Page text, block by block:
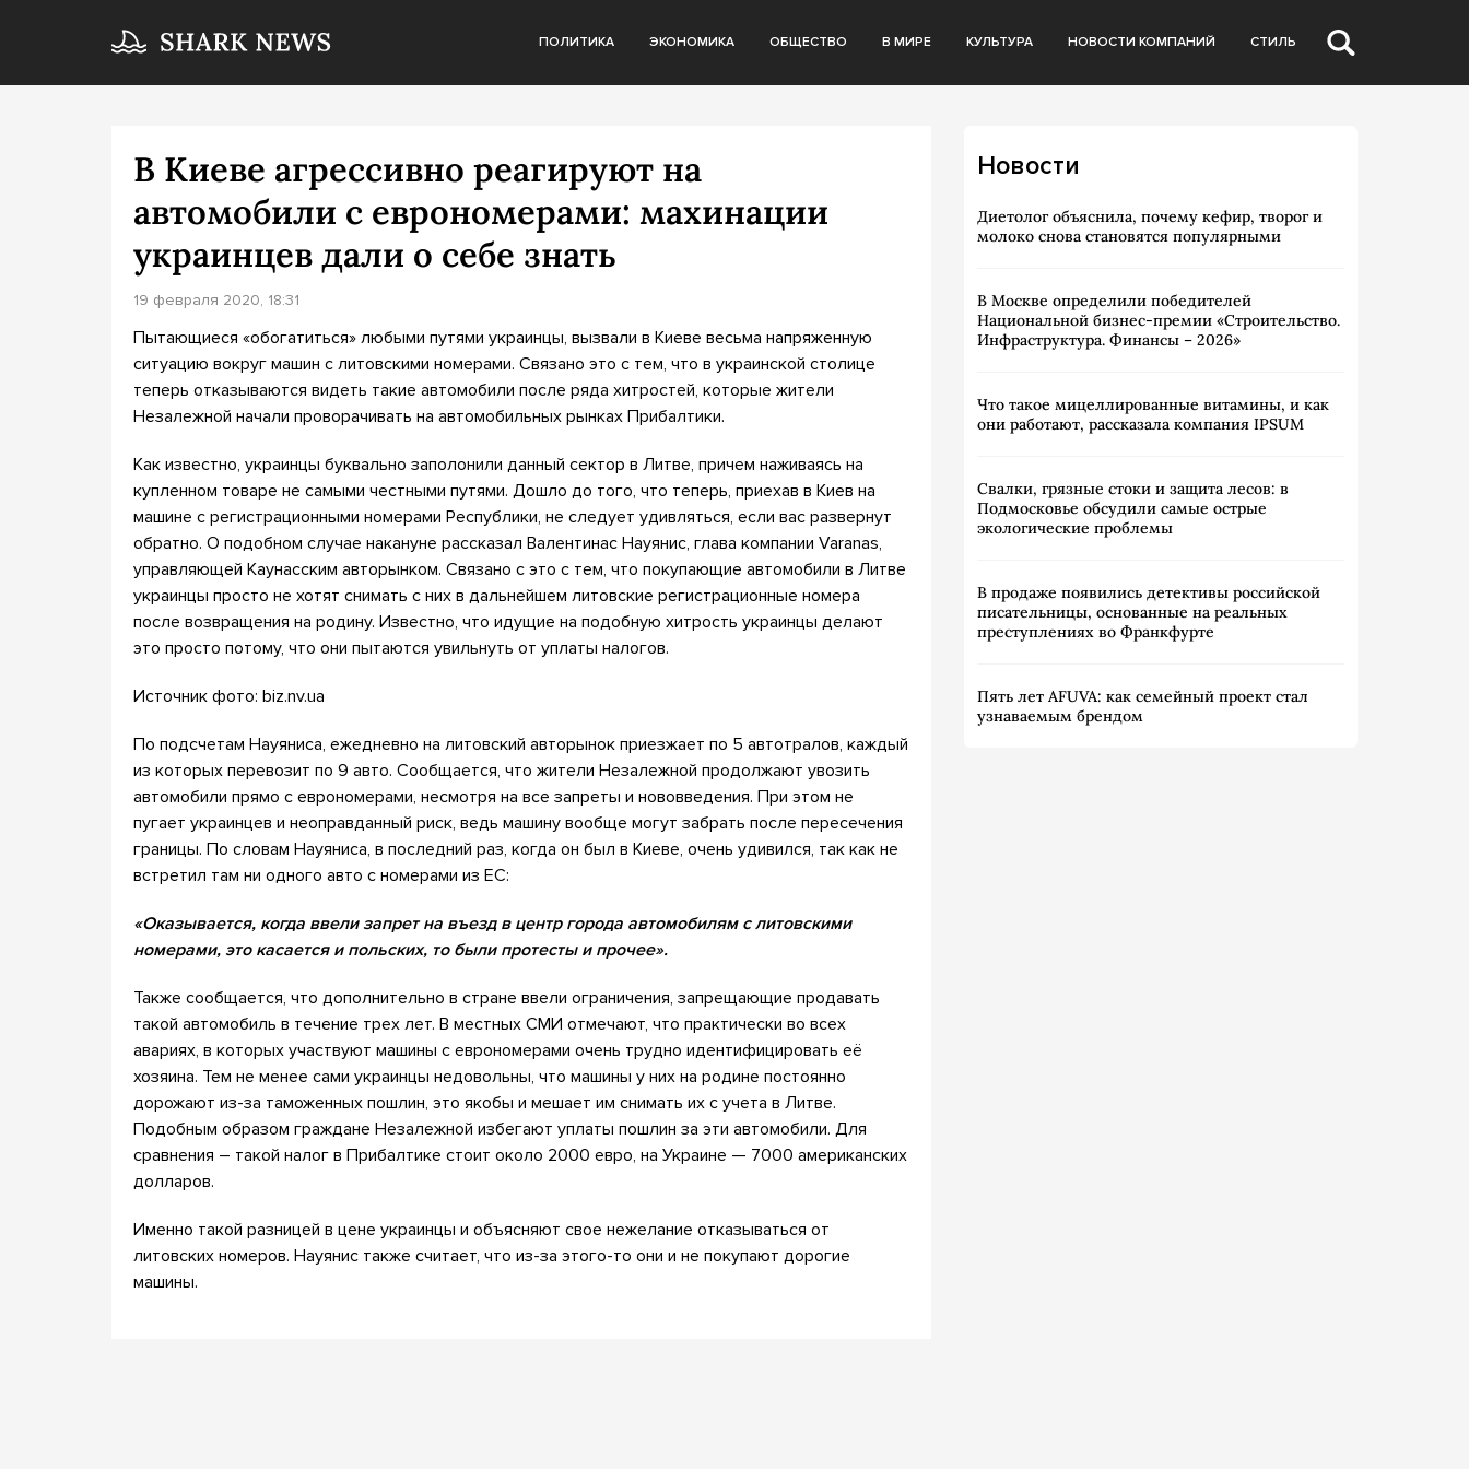
ПОЛИТИКА ЭКОНОМИКА ОБЩЕСТВО В МИРЕ КУЛЬТУРА НОВОСТИ КОМПАНИЙ СТИЛЬ
В Киеве агрессивно реагируют на
автомобили с еврономерами: махинации
украинцев дали о себе знать
19 февраля 2020, 18:31
Пытающиеся «обогатиться» любыми путями украинцы, вызвали в Киеве весьма напряженную
ситуацию вокруг машин с литовскими номерами. Связано это с тем, что в украинской столице
теперь отказываются видеть такие автомобили после ряда хитростей, которые жители
Незалежной начали проворачивать на автомобильных рынках Прибалтики.
Как известно, украинцы буквально заполонили данный сектор в Литве, причем наживаясь на
купленном товаре не самыми честными путями. Дошло до того, что теперь, приехав в Киев на
машине с регистрационными номерами Республики, не следует удивляться, если вас развернут
обратно. О подобном случае накануне рассказал Валентинас Науянис, глава компании Varanas,
управляющей Каунасским авторынком. Связано с это с тем, что покупающие автомобили в Литве
украинцы просто не хотят снимать с них в дальнейшем литовские регистрационные номера
после возвращения на родину. Известно, что идущие на подобную хитрость украинцы делают
это просто потому, что они пытаются увильнуть от уплаты налогов.
Источник фото: biz.nv.ua
По подсчетам Науяниса, ежедневно на литовский авторынок приезжает по 5 автотралов, каждый
из которых перевозит по 9 авто. Сообщается, что жители Незалежной продолжают увозить
автомобили прямо с еврономерами, несмотря на все запреты и нововведения. При этом не
пугает украинцев и неоправданный риск, ведь машину вообще могут забрать после пересечения
границы. По словам Науяниса, в последний раз, когда он был в Киеве, очень удивился, так как не
встретил там ни одного авто с номерами из ЕС:
«Оказывается, когда ввели запрет на въезд в центр города автомобилям с литовскими
номерами, это касается и польских, то были протесты и прочее».
Также сообщается, что дополнительно в стране ввели ограничения, запрещающие продавать
такой автомобиль в течение трех лет. В местных СМИ отмечают, что практически во всех
авариях, в которых участвуют машины с еврономерами очень трудно идентифицировать её
хозяина. Тем не менее сами украинцы недовольны, что машины у них на родине постоянно
дорожают из-за таможенных пошлин, это якобы и мешает им снимать их с учета в Литве.
Подобным образом граждане Незалежной избегают уплаты пошлин за эти автомобили. Для
сравнения – такой налог в Прибалтике стоит около 2000 евро, на Украине — 7000 американских
долларов.
Именно такой разницей в цене украинцы и объясняют свое нежелание отказываться от
литовских номеров. Науянис также считает, что из-за этого-то они и не покупают дорогие
машины.
Новости
Диетолог объяснила, почему кефир, творог и
молоко снова становятся популярными
В Москве определили победителей
Национальной бизнес-премии «Строительство.
Инфраструктура. Финансы – 2026»
Что такое мицеллированные витамины, и как
они работают, рассказала компания IPSUM
Свалки, грязные стоки и защита лесов: в
Подмосковье обсудили самые острые
экологические проблемы
В продаже появились детективы российской
писательницы, основанные на реальных
преступлениях во Франкфурте
Пять лет AFUVA: как семейный проект стал
узнаваемым брендом